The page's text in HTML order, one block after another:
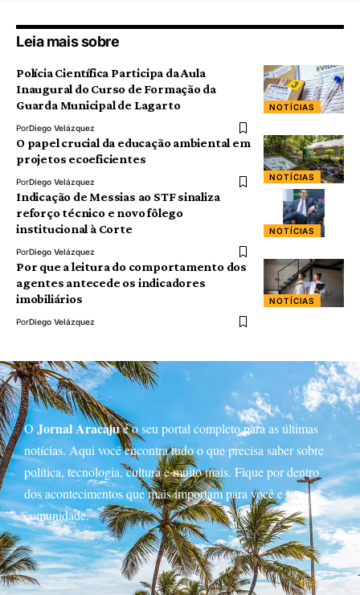
Leia mais sobre
NOTÍCIAS
Polícia Científica Participa da Aula
Inaugural do Curso de Formação da
Guarda Municipal de Lagarto
PorDiego Velázquez
NOTÍCIAS
O papel crucial da educação ambiental em
projetos ecoeficientes
PorDiego Velázquez
NOTÍCIAS
Indicação de Messias ao STF sinaliza
reforço técnico e novo fôlego
institucional à Corte
PorDiego Velázquez
NOTÍCIAS
Por que a leitura do comportamento dos
agentes antecede os indicadores
imobiliários
PorDiego Velázquez
O Jornal Aracajué o seu portal completo para as últimas
notícias. Aqui você encontra tudo o que precisa saber sobre
política, tecnologia, cultura e muito mais. Fique por dentro
dos acontecimentos que mais importam para você e sua
comunidade.